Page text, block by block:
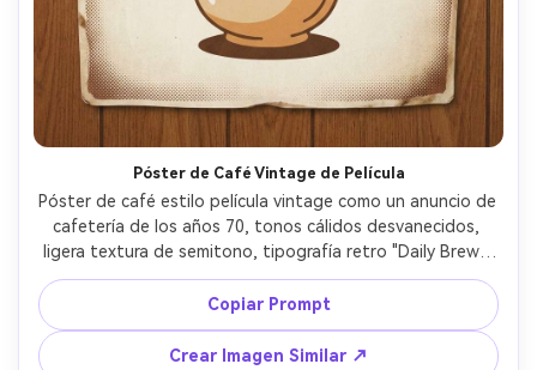
Póster de Café Vintage de Película
Póster de café estilo película vintage como un anuncio de
cafetería de los años 70, tonos cálidos desvanecidos,
ligera textura de semitono, tipografía retro "Daily Brew",
subtexto pequeño "Open early", jarra de café ilustrada,
bordes suavemente desgastados, listo para imprimir, alta
resolución, sin marca de agua, lente 85mm, fondo
desenfocado --ar 4:5
Copiar Prompt
Crear Imagen Similar ↗